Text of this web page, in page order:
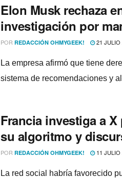
Elon Musk rechaza
investigación por
POR REDACCIÓN OHMYGEEK! 21 JULIO
La empresa afirmó que tiene
sistema de recomendaciones y
Francia investiga a
su algoritmo y
POR REDACCIÓN OHMYGEEK! 11 JULIO
La red social habría favorecido